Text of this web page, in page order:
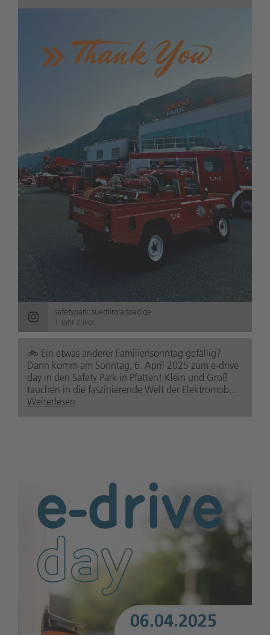
safetypark.suedtirolaltoadige
1 Jahr zuvor
🚲️ Ein etwas anderer Familiensonntag gefällig?
Dann komm am Sonntag, 6. April 2025 zum e-drive
day in den Safety Park in Pfatten! Klein und Groß
tauchen in die faszinierende Welt der Elektromob...
Weiterlesen